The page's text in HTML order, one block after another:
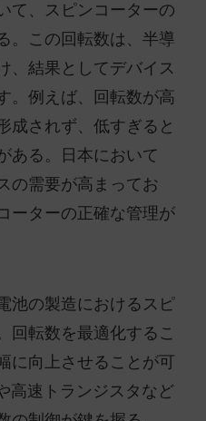
て、スピンコーターの
。この回転数は、半導
、結果としてデバイス
。例えば、回転数が高
成されず、低すぎると
ある。日本において
の需要が高まってお
ーターの正確な管理が
池の製造におけるスピ
回転数を最適化するこ
に向上させることが可
高速トランジスタなど